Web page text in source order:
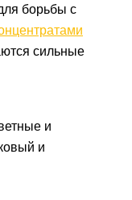
борьбы с
сильные
и
и